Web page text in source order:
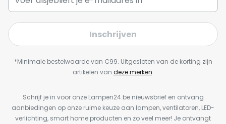
Inschrijven
*Minimale bestelwaarde van €99. Uitgesloten van de korting zijn
artikelen van deze merken.
Schrijf je in voor onze Lampen24.be nieuwsbrief en ontvang
aanbiedingen op onze ruime keuze aan lampen, ventilatoren, LED-
verlichting, smart home producten en zo veel meer! Je ontvangt